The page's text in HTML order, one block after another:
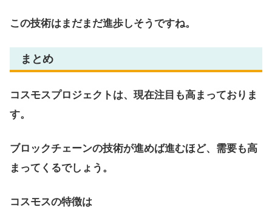
この技術はまだまだ進歩しそうですね。
まとめ
コスモスプロジェクトは、現在注目も高まっておりま
す。
ブロックチェーンの技術が進めば進むほど、需要も高
まってくるでしょう。
コスモスの特徴は